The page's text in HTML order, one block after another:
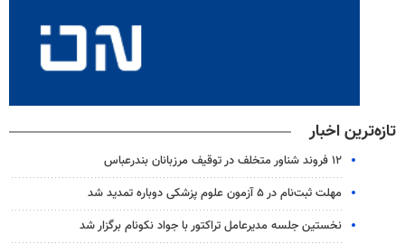
تازه‌ترین اخبار
۱۲ فروند شناور متخلف در توقیف مرزبانان بندرعباس
مهلت ثبت‌نام در ۵ آزمون علوم پزشکی دوباره تمدید شد
نخستین جلسه مدیرعامل تراکتور با جواد نکونام برگزار شد